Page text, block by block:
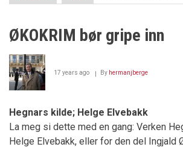
Amelia
ØKOKRIM bør gripe inn
17 years ago By hermanjberge
Hegnars kilde; Helge Elvebakk
La meg si dette med en gang: Verken
Helge Elvebakk, eller for den del Ingjald